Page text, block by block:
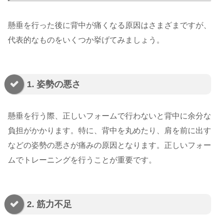
懸垂を行った後に背中が痛くなる原因はさまざまですが、
代表的なものをいくつか挙げてみましょう。
1. 姿勢の悪さ
懸垂を行う際、正しいフォームで行わないと背中に余分な
負担がかかります。特に、背中を丸めたり、肩を前に出す
などの姿勢の悪さが痛みの原因となります。正しいフォー
ムでトレーニングを行うことが重要です。
2. 筋力不足